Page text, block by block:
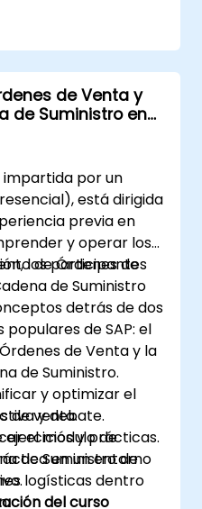
una organización.
de una organización
para
trabajo y reducir
de Venta y
de Suministro en
impartida por un
está dirigida
previa en
y operar los
de Órdenes de
de Suministro
los participantes
detrás de dos
de SAP: el
de Venta y la
de Suministro.
y optimizar el
de venta.
el módulo de
de Suministro de
logísticas dentro
y debate.
y prácticas.
en un entorno
del curso